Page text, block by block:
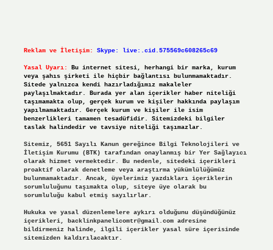
Reklam ve İletişim: Skype: live:.cid.575569c608265c69
Yasal Uyarı:
Bu internet sitesi, herhangi bir marka, kurum
veya şahıs şirketi ile hiçbir bağlantısı bulunmamaktadır.
Sitede yalnızca kendi hazırladığımız makaleler
paylaşılmaktadır. Burada yer alan içerikler haber niteliği
taşımamakta olup, gerçek kurum ve kişiler hakkında paylaşım
yapılmamaktadır. Gerçek kurum ve kişiler ile isim
benzerlikleri tamamen tesadüfidir. Sitemizdeki bilgiler
taslak halindedir ve tavsiye niteliği taşımazlar.
Sitemiz, 5651 Sayılı Kanun gereğince Bilgi Teknolojileri ve
İletişim Kurumu (BTK) tarafından onaylanmış bir Yer Sağlayıcı
olarak hizmet vermektedir. Bu nedenle, sitedeki içerikleri
proaktif olarak denetleme veya araştırma yükümlülüğümüz
bulunmamaktadır. Ancak, üyelerimiz yazdıkları içeriklerin
sorumluluğunu taşımakta olup, siteye üye olarak bu
sorumluluğu kabul etmiş sayılırlar.
Hukuka ve yasal düzenlemelere aykırı olduğunu düşündüğünüz
içerikleri, backlinkpanelicomtr@gmail.comadresine
bildirmeniz halinde, ilgili içerikler yasal süre içerisinde
sitemizden kaldırılacaktır.